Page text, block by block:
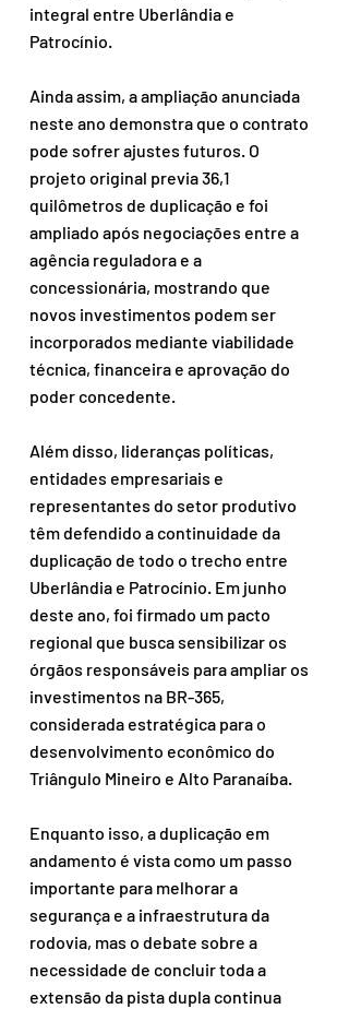
integral entre Uberlândia e
Patrocínio.
Ainda assim, a ampliação anunciada
neste ano demonstra que o contrato
pode sofrer ajustes futuros. O
projeto original previa 36,1
quilômetros de duplicação e foi
ampliado após negociações entre a
agência reguladora e a
concessionária, mostrando que
novos investimentos podem ser
incorporados mediante viabilidade
técnica, financeira e aprovação do
poder concedente.
Além disso, lideranças políticas,
entidades empresariais e
representantes do setor produtivo
têm defendido a continuidade da
duplicação de todo o trecho entre
Uberlândia e Patrocínio. Em junho
deste ano, foi firmado um pacto
regional que busca sensibilizar os
órgãos responsáveis para ampliar os
investimentos na BR-365,
considerada estratégica para o
desenvolvimento econômico do
Triângulo Mineiro e Alto Paranaíba.
Enquanto isso, a duplicação em
andamento é vista como um passo
importante para melhorar a
segurança e a infraestrutura da
rodovia, mas o debate sobre a
necessidade de concluir toda a
extensão da pista dupla continua